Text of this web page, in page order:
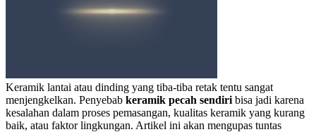
Keramik lantai atau dinding yang tiba-tiba retak tentu sangat
menjengkelkan. Penyebab keramik pecah sendiri bisa jadi karena
kesalahan dalam proses pemasangan, kualitas keramik yang kurang
baik, atau faktor lingkungan. Artikel ini akan mengupas tuntas